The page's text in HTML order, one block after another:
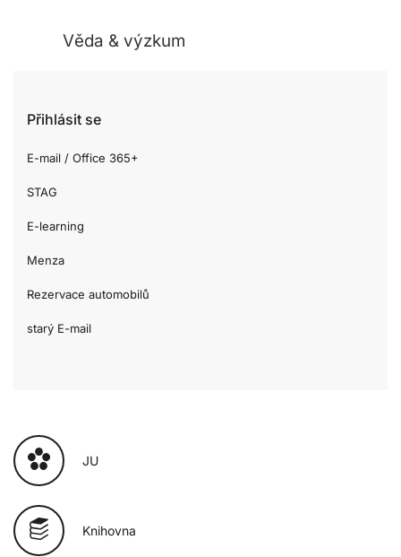
Věda & výzkum
Přihlásit se
E-mail / Office 365+
STAG
E-learning
Menza
Rezervace automobilů
starý E-mail
JU
Knihovna